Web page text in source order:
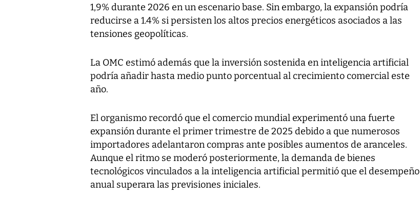
1,9% durante 2026 en un escenario base. Sin embargo, la expansión podría
reducirse a 1.4% si persisten los altos precios energéticos asociados a las
tensiones geopolíticas.
La OMC estimó además que la inversión sostenida en inteligencia artificial
podría añadir hasta medio punto porcentual al crecimiento comercial este
año.
El organismo recordó que el comercio mundial experimentó una fuerte
expansión durante el primer trimestre de 2025 debido a que numerosos
importadores adelantaron compras ante posibles aumentos de aranceles.
Aunque el ritmo se moderó posteriormente, la demanda de bienes
tecnológicos vinculados a la inteligencia artificial permitió que el desempeño
anual superara las previsiones iniciales.